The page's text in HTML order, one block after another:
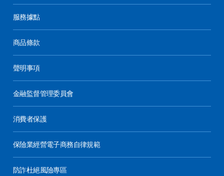
服務據點
商品條款
聲明事項
金融監督管理委員會
消費者保護
保險業經營電子商務自律規範
防詐杜絕風險專區